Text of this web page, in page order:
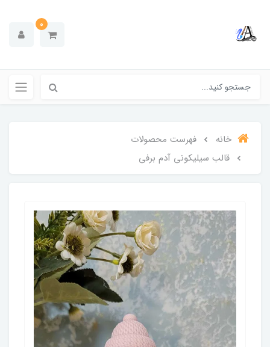
0
خانه
فهرست محصولات
قالب سیلیکونی آدم برفی